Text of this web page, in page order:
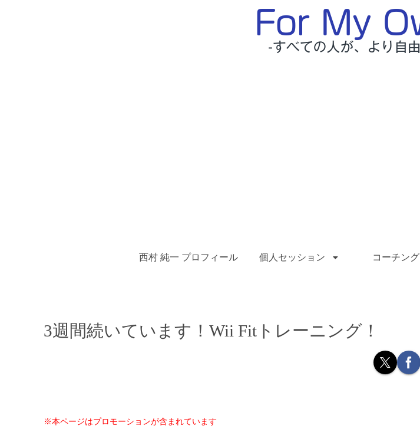
西村 純一 プロフィール 個人セッション コーチング
3週間続いています！Wii Fitトレーニング！
※本ページはプロモーションが含まれています